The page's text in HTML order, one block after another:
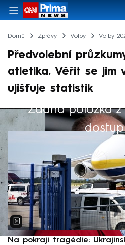
Domů Zprávy Volby Volby
Předvolební
atletika. Věřit se jim
ujišťuje statistik
Žádná položka
Výběr redakce
Na pokraji tragédie: